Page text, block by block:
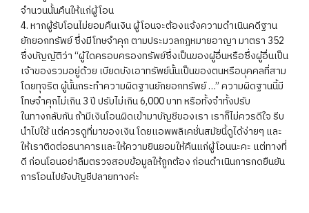
จำนวนนั้นคืนให้แก่ผู้โอน
4. หากผู้รับโอนไม่ยอมคืนเงิน ผู้โอนจะต้องแจ้งความดำเนินคดีฐาน
ยักยอกทรัพย์ ซึ่งมีโทษจำคุก ตามประมวลกฎหมายอาญา มาตรา 352
ซึ่งบัญญัติว่า “ผู้ใดครอบครองทรัพย์ซึ่งเป็นของผู้อื่นหรือซึ่งผู้อื่นเป็น
เจ้าของรวมอยู่ด้วย เบียดบังเอาทรัพย์นั้นเป็นของตนหรือบุคคลที่สาม
โดยทุจริต ผู้นั้นกระทำความผิดฐานยักยอกทรัพย์ …” ความผิดฐานนี้มี
โทษจำคุกไม่เกิน 3 ปี ปรับไม่เกิน 6,000 บาท หรือทั้งจำทั้งปรับ
ในทางกลับกัน ถ้ามีเงินโอนผิดเข้ามาบัญชีของเรา เราก็ไม่ควรดีใจ รีบ
นำไปใช้ แต่ควรดูที่มาของเงิน โดยแอพพลิเคชั่นสมัยนี้ดูได้ง่ายๆ และ
ให้เราติดต่อธนาคารและให้ความยินยอมให้คืนแก่ผู้โอนนะคะ แต่ทางที่
ดี ก่อนโอนอย่าลืมตรวจสอบข้อมูลให้ถูกต้อง ก่อนดำเนินการกดยืนยัน
การโอนไปยังบัญชีปลายทางค่ะ